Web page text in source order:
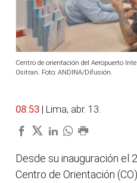
Centro de orientación del Aeropuerto
Ositran. Foto: ANDINA/Difusión.
08:53 | Lima, abr. 13.
Desde su inauguración el
Centro de Orientación